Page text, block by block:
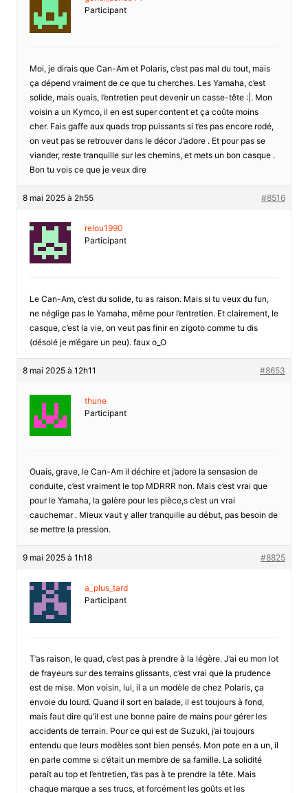
Participant
Moi, je dirais que Can-Am et Polaris, c’est pas mal du tout, mais
ça dépend vraiment de ce que tu cherches. Les Yamaha, c’est
solide, mais ouais, l’entretien peut devenir un casse-tête :|. Mon
voisin a un Kymco, il en est super content et ça coûte moins
cher. Fais gaffe aux quads trop puissants si t’es pas encore rodé,
on veut pas se retrouver dans le décor J’adore . Et pour pas se
viander, reste tranquille sur les chemins, et mets un bon casque .
Bon tu vois ce que je veux dire
8 mai 2025 à 2h55 #8516
relou1990
Participant
Le Can-Am, c’est du solide, tu as raison. Mais si tu veux du fun,
ne néglige pas le Yamaha, même pour l’entretien. Et clairement, le
casque, c’est la vie, on veut pas finir en zigoto comme tu dis
(désolé je m’égare un peu). faux o_O
8 mai 2025 à 12h11 #8653
thune
Participant
Ouais, grave, le Can-Am il déchire et j’adore la sensasion de
conduite, c’est vraiment le top MDRRR non. Mais c’est vrai que
pour le Yamaha, la galère pour les pièce,s c’est un vrai
cauchemar . Mieux vaut y aller tranquille au début, pas besoin de
se mettre la pression.
9 mai 2025 à 1h18 #8825
a_plus_tard
Participant
T’as raison, le quad, c’est pas à prendre à la légère. J’ai eu mon lot
de frayeurs sur des terrains glissants, c’est vrai que la prudence
est de mise. Mon voisin, lui, il a un modèle de chez Polaris, ça
envoie du lourd. Quand il sort en balade, il est toujours à fond,
mais faut dire qu’il est une bonne paire de mains pour gérer les
accidents de terrain. Pour ce qui est de Suzuki, j’ai toujours
entendu que leurs modèles sont bien pensés. Mon pote en a un, il
en parle comme si c’était un membre de sa famille. La solidité
paraît au top et l’entretien, t’as pas à te prendre la tête. Mais
chaque marque a ses trucs, et forcément les goûts et les